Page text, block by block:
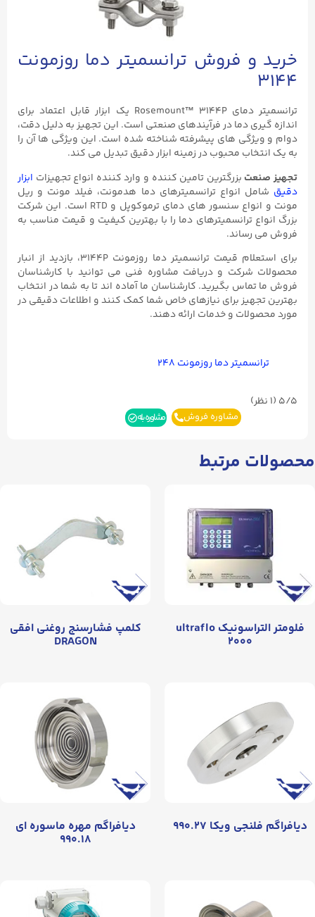
خرید و فروش ترانسمیتر دما روزمونت
۳۱۴۴
ترانسمیتر دمای Rosemount™ 3144P یک ابزار قابل اعتماد برای
اندازه گیری دما در فرآیندهای صنعتی است. این تجهیز به دلیل دقت،
دوام و ویژگی های پیشرفته شناخته شده است. این ویژگی ها آن را
به یک انتخاب محبوب در زمینه ابزار دقیق تبدیل می کند.
تجهیز صنعت بزرگترین تامین کننده و وارد کننده انواع تجهیزات ابزار
دقیق شامل انواع ترانسمیترهای دما هدمونت، فیلد مونت و ریل
مونت و انواع سنسور های دمای ترموکوپل و RTD است. این شرکت
بزرگ انواع ترانسمیترهای دما را با بهترین کیفیت و قیمت مناسب به
فروش می رساند.
برای استعلام قیمت ترانسمیتر دما روزمونت 3144P، بازدید از انبار
محصولات شرکت و دریافت مشاوره فنی می‌ توانید با کارشناسان
فروش ما تماس بگیرید. کارشناسان ما آماده اند تا به شما در انتخاب
بهترین تجهیز برای نیازهای خاص شما کمک کنند و اطلاعات دقیقی در
مورد محصولات و خدمات ارائه دهند.
ترانسمیتر دما روزمونت ۲۴۸
5/5 (۱ نظر)
مشاوره فروش مشاوره بله
محصولات مرتبط
فلومتر التراسونيک ultraflo
۲۰۰۰
کلمپ فشارسنج روغنی افقی
DRAGON
دیافراگم فلنجی ویکا ۹۹۰.۲۷ دیافراگم مهره ماسوره ای
۹۹۰.۱۸